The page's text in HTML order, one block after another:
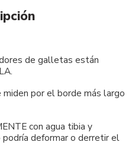
de galletas están
por el borde más largo
con agua tibia y
deformar o derretir el